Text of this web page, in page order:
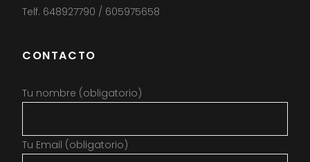
Telf. 648927790 / 605975658
CONTACTO
Tu nombre (obligatorio)
Tu Email (obligatorio)